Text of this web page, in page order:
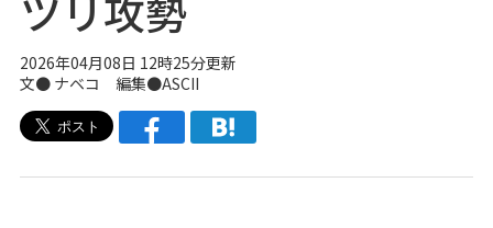
2026年04月08日 12時25分更新
文● ナベコ 編集●ASCII